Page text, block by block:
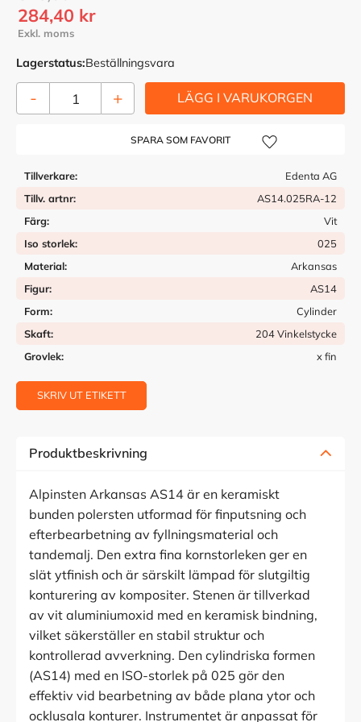
Nedsatt pris:
284,40 kr
Lagerstatus Beställningsvara
+
-
Lägg till i önskelista
Tillverkare
Edenta AG
Tillv. artnr
AS14.025RA-12
Färg
Vit
Iso storlek
025
Material
Arkansas
Figur
AS14
Form
Cylinder
Skaft
204 Vinkelstycke
Grovlek
x fin
SKRIV UT ETIKETT
Produktbeskrivning
Alpinsten Arkansas AS14 är en keramiskt
bunden polersten utformad för finputsning och
efterbearbetning av fyllningsmaterial och
tandemalj. Den extra fina kornstorleken ger en
slät ytfinish och är särskilt lämpad för slutgiltig
konturering av kompositer. Stenen är tillverkad
av vit aluminiumoxid med en keramisk bindning,
vilket säkerställer en stabil struktur och
kontrollerad avverkning. Den cylindriska formen
(AS14) med en ISO-storlek på 025 gör den
effektiv vid bearbetning av både plana ytor och
ocklusala konturer. Instrumentet är anpassat för